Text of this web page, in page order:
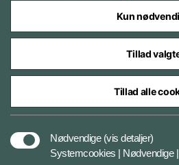
Styrelser og myndigheder
Kun
Tillad
Tillad alle
Nødvendige (vis detaljer)
Systemcookies | Nødvendige